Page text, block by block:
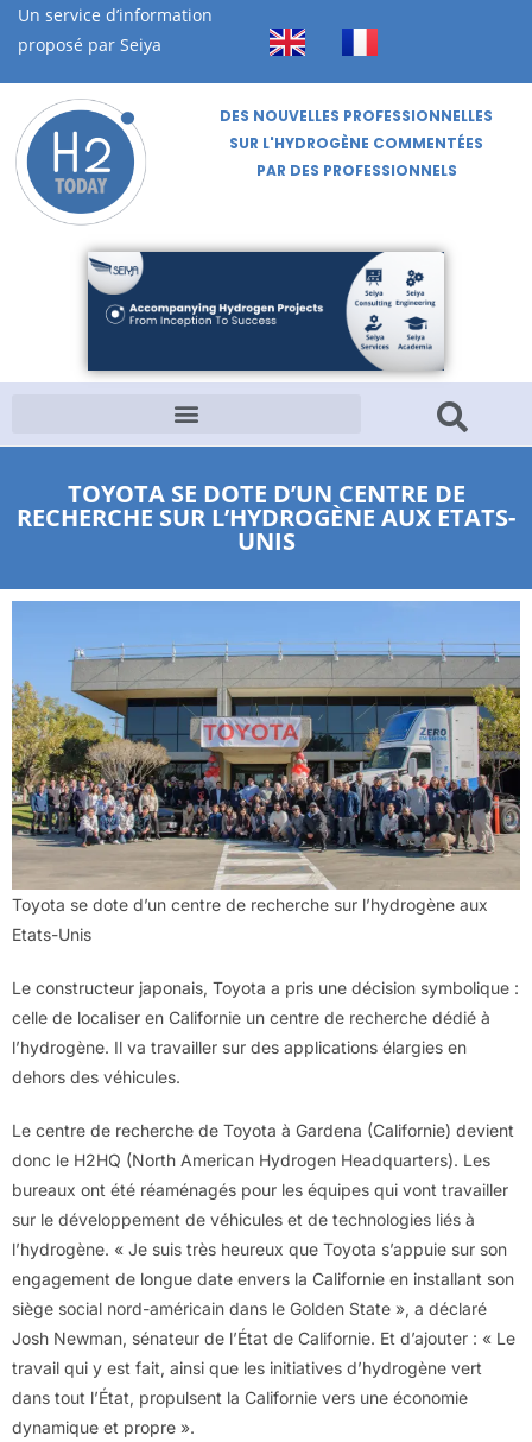
Un service d’information
proposé par Seiya
DES NOUVELLES PROFESSIONNELLES
SUR L'HYDROGÈNE COMMENTÉES
PAR DES PROFESSIONNELS
TOYOTA SE DOTE D’UN CENTRE DE
RECHERCHE SUR L’HYDROGÈNE AUX ETATS-
UNIS
Toyota se dote d’un centre de recherche sur l’hydrogène aux
Etats-Unis
Le constructeur japonais, Toyota a pris une décision symbolique :
celle de localiser en Californie un centre de recherche dédié à
l’hydrogène. Il va travailler sur des applications élargies en
dehors des véhicules.
Le centre de recherche de Toyota à Gardena (Californie) devient
donc le H2HQ (North American Hydrogen Headquarters). Les
bureaux ont été réaménagés pour les équipes qui vont travailler
sur le développement de véhicules et de technologies liés à
l’hydrogène. « Je suis très heureux que Toyota s’appuie sur son
engagement de longue date envers la Californie en installant son
siège social nord-américain dans le Golden State », a déclaré
Josh Newman, sénateur de l’État de Californie. Et d’ajouter : « Le
travail qui y est fait, ainsi que les initiatives d’hydrogène vert
dans tout l’État, propulsent la Californie vers une économie
dynamique et propre ».